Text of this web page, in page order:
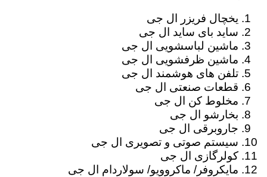
یخچال فریزر ال جی
ساید بای ساید ال جی
ماشین لباسشویی ال جی
ماشین ظرفشویی ال جی
تلفن های هوشمند ال جی
قطعات صنعتی ال جی
مخلوط کن ال جی
بخارشو ال جی
جاروبرقی ال جی
سیستم صوتی و تصویری ال جی
کولرگازی ال جی
مایکروفر/ ماکروویو/ سولاردام ال جی